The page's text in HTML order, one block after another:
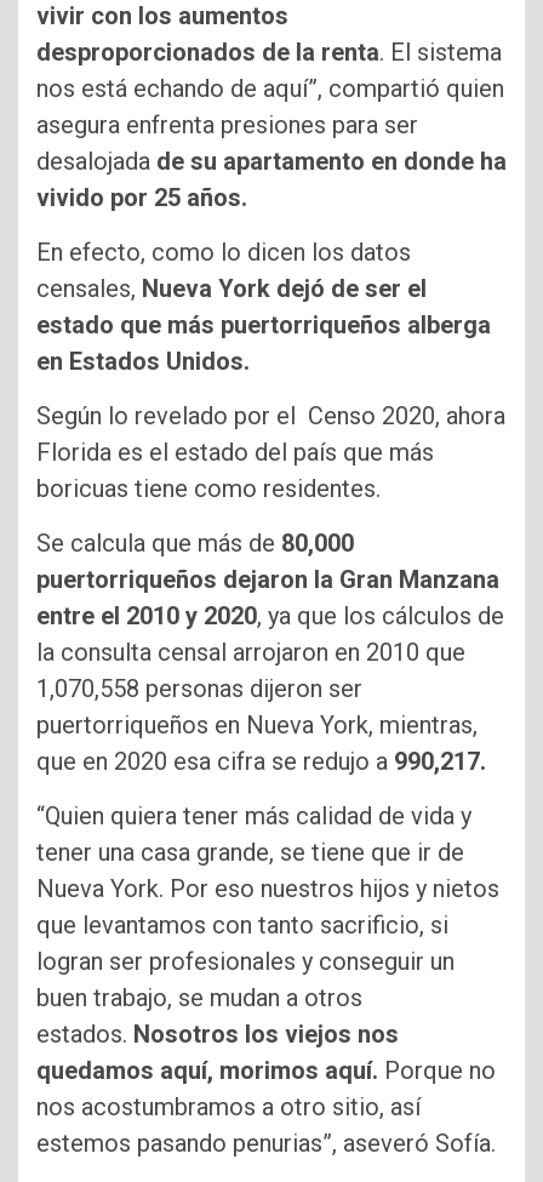
vivir con los aumentos
desproporcionados de la renta. El sistema
nos está echando de aquí”, compartió quien
asegura enfrenta presiones para ser
desalojada de su apartamento en donde ha
vivido por 25 años.
En efecto, como lo dicen los datos
censales, Nueva York dejó de ser el
estado que más puertorriqueños alberga
en Estados Unidos.
Según lo revelado por el Censo 2020, ahora
Florida es el estado del país que más
boricuas tiene como residentes.
Se calcula que más de 80,000
puertorriqueños dejaron la Gran Manzana
entre el 2010 y 2020, ya que los cálculos de
la consulta censal arrojaron en 2010 que
1,070,558 personas dijeron ser
puertorriqueños en Nueva York, mientras,
que en 2020 esa cifra se redujo a 990,217.
“Quien quiera tener más calidad de vida y
tener una casa grande, se tiene que ir de
Nueva York. Por eso nuestros hijos y nietos
que levantamos con tanto sacrificio, si
logran ser profesionales y conseguir un
buen trabajo, se mudan a otros
estados. Nosotros los viejos nos
quedamos aquí, morimos aquí. Porque no
nos acostumbramos a otro sitio, así
estemos pasando penurias”, aseveró Sofía.